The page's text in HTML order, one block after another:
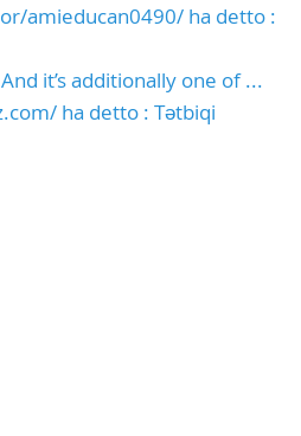
amieducan0490/ ha detto :
it’s additionally one of ...
ha detto : Tətbiqi